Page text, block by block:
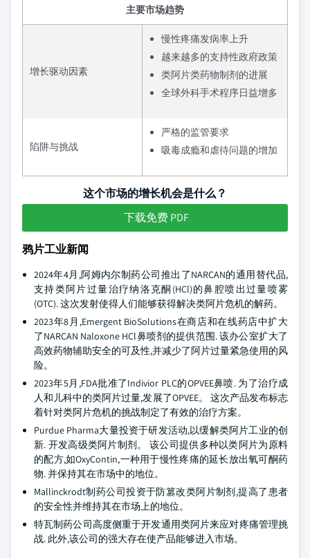
主要市场趋势
增长驱动因素
慢性疼痛发病率上升
越来越多的支持性政府政策
类阿片类药物制剂的进展
全球外科手术程序日益增多
陷阱与挑战
严格的监管要求
吸毒成瘾和虐待问题的增加
这个市场的增长机会是什么？
下载免费 PDF
鸦片工业新闻
2024年4月,阿姆内尔制药公司推出了NARCAN的通用替代品,
支持类阿片过量治疗纳洛克酮(HCl)的鼻腔喷出过量喷雾
(OTC). 这次发射使得人们能够获得解决类阿片危机的解药。
2023年8月,Emergent BioSolutions在商店和在线药店中扩大
了NARCAN Naloxone HCl鼻喷剂的提供范围. 该办公室扩大了
高效药物辅助安全的可及性,并减少了阿片过量紧急使用的风
险。
2023年5月,FDA批准了Indivior PLC的OPVEE鼻喷. 为了治疗成
人和儿科中的类阿片过量,发展了OPVEE。 这次产品发布标志
着针对类阿片危机的挑战制定了有效的治疗方案。
Purdue Pharma大量投资于研发活动,以缓解类阿片工业的创
新. 开发高级类阿片制剂。 该公司提供多种以类阿片为原料
的配方,如OxyContin,一种用于慢性疼痛的延长放出氧可酮药
物. 并保持其在市场中的地位。
Mallinckrodt制药公司投资于防篡改类阿片制剂,提高了患者
的安全性并维持其在市场上的地位。
特瓦制药公司高度侧重于开发通用类阿片来应对疼痛管理挑
战. 此外,该公司的强大存在使产品能够进入市场。